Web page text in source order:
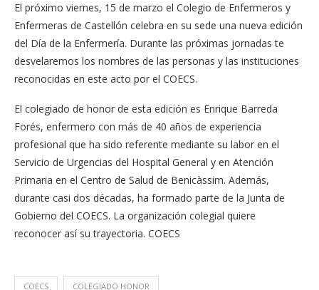
El próximo viernes, 15 de marzo el Colegio de Enfermeros y
Enfermeras de Castellón celebra en su sede una nueva edición
del Día de la Enfermería. Durante las próximas jornadas te
desvelaremos los nombres de las personas y las instituciones
reconocidas en este acto por el COECS.
El colegiado de honor de esta edición es Enrique Barreda
Forés, enfermero con más de 40 años de experiencia
profesional que ha sido referente mediante su labor en el
Servicio de Urgencias del Hospital General y en Atención
Primaria en el Centro de Salud de Benicàssim. Además,
durante casi dos décadas, ha formado parte de la Junta de
Gobierno del COECS. La organización colegial quiere
reconocer así su trayectoria. COECS
COECS COLEGIADO HONOR